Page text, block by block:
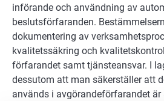
införande och användning av
beslutsförfaranden.
dokumentering av
kvalitetssäkring och
förfarandet samt tjänsteansvar. I
dessutom att man säkerställer att
används i avgörandeförfarandet